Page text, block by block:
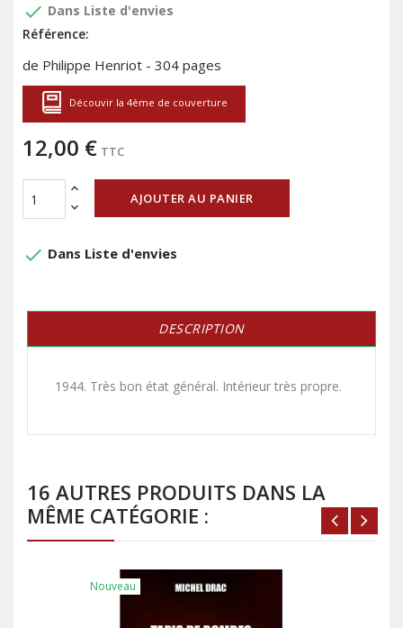
done Dans Liste d'envies
Référence:
de Philippe Henriot - 304 pages
Découvir la 4ème de couverture
12,00 € TTC
AJOUTER AU PANIER
done Dans Liste d'envies
DESCRIPTION
1944. Très bon état général. Intérieur très propre.
16 AUTRES PRODUITS DANS LA
MÊME CATÉGORIE :
Nouveau